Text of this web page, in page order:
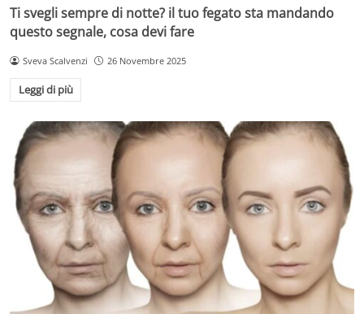
Ti svegli sempre di notte? il tuo fegato sta mandando
questo segnale, cosa devi fare
Sveva Scalvenzi 26 Novembre 2025
Leggi di più